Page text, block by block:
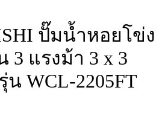
ปั๊มน้ำหอยโข่ง
3 แรงม้า 3 x 3
น WCL-2205FT